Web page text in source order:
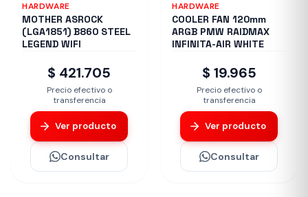
HARDWARE
MOTHER ASROCK
(LGA1851) B860 STEEL
LEGEND WIFI
$ 421.705
Precio efectivo o
transferencia
Ver producto
Consultar
HARDWARE
COOLER FAN 120mm
ARGB PMW RAIDMAX
INFINITA-AIR WHITE
$ 19.965
Precio efectivo o
transferencia
Ver producto
Consultar